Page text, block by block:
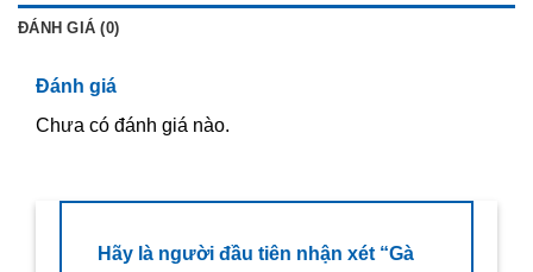
ĐÁNH GIÁ (0)
Đánh giá
Chưa có đánh giá nào.
Hãy là người đầu tiên nhận xét “Gà